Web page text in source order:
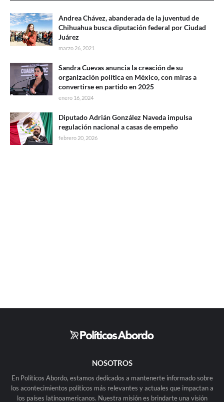
Andrea Chávez, abanderada de la juventud de
Chihuahua busca diputación federal por Ciudad
Juárez
marzo 26, 2021
Sandra Cuevas anuncia la creación de su
organización política en México, con miras a
convertirse en partido en 2025
enero 16, 2024
Diputado Adrián González Naveda impulsa
regulación nacional a casas de empeño
febrero 20, 2026
NOSOTROS
En Políticos Abordo, estamos dedicados a mantenerte informado sobre
los acontecimientos políticos más relevantes y actuales que impactan a
los países latinoamericanos. Nuestra misión es brindarte una visión